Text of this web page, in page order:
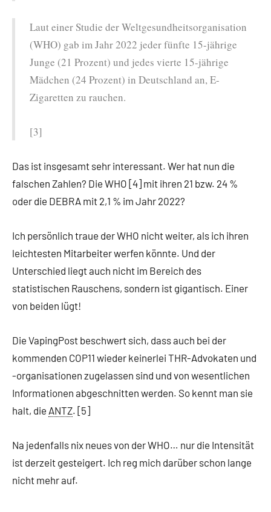
Laut einer Studie der Weltgesundheitsorganisation
(WHO) gab im Jahr 2022 jeder fünfte 15-jährige
Junge (21 Prozent) und jedes vierte 15-jährige
Mädchen (24 Prozent) in Deutschland an, E-
Zigaretten zu rauchen.
[3]
Das ist insgesamt sehr interessant. Wer hat nun die
falschen Zahlen? Die WHO [4] mit ihren 21 bzw. 24 %
oder die DEBRA mit 2,1 % im Jahr 2022?
Ich persönlich traue der WHO nicht weiter, als ich ihren
leichtesten Mitarbeiter werfen könnte. Und der
Unterschied liegt auch nicht im Bereich des
statistischen Rauschens, sondern ist gigantisch. Einer
von beiden lügt!
Die VapingPost beschwert sich, dass auch bei der
kommenden COP11 wieder keinerlei THR-Advokaten und
-organisationen zugelassen sind und von wesentlichen
Informationen abgeschnitten werden. So kennt man sie
halt, die ANTZ. [5]
Na jedenfalls nix neues von der WHO… nur die Intensität
ist derzeit gesteigert. Ich reg mich darüber schon lange
nicht mehr auf.